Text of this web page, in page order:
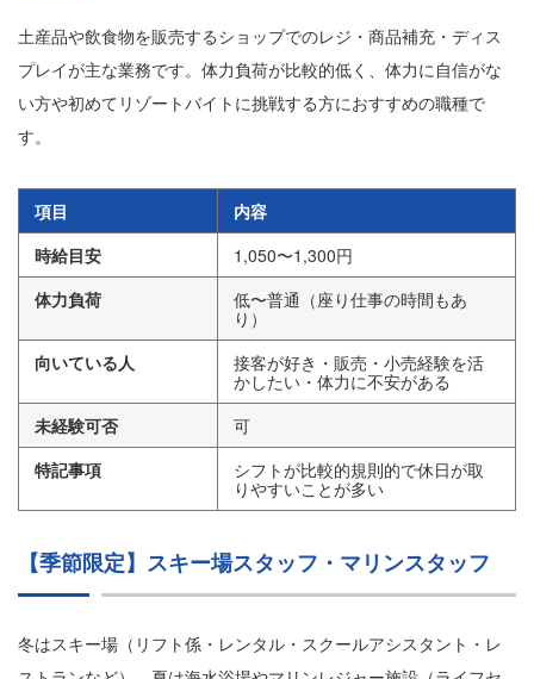
土産品や飲食物を販売するショップでのレジ・商品補充・ディス
プレイが主な業務です。体力負荷が比較的低く、体力に自信がな
い方や初めてリゾートバイトに挑戦する方におすすめの職種で
す。
項目
内容
時給目安
1,050〜1,300円
体力負荷
低〜普通（座り仕事の時間もあ
り）
向いている人
接客が好き・販売・小売経験を活
かしたい・体力に不安がある
未経験可否
可
特記事項
シフトが比較的規則的で休日が取
りやすいことが多い
【季節限定】スキー場スタッフ・マリンスタッフ
冬はスキー場（リフト係・レンタル・スクールアシスタント・レ